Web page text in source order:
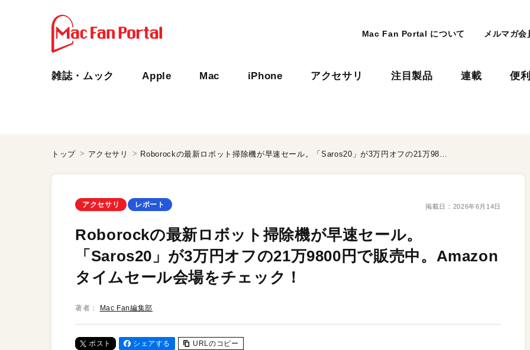
Mac Fan Portal について メルマガ会
雑誌・ムック Apple Mac iPhone アクセサリ 注目製品 連載 便
トップ アクセサリ Roborockの最新ロボット掃除機が早速セール。「Saros20」が3万円オフの21万9800円で販売中。Amazonタイムセール会場をチェック！
アクセサリ レポート 掲載日： 2026年6月14日
Roborockの最新ロボット掃除機が早速セール。
「Saros20」が3万円オフの21万9800円で販売中。Amazon
タイムセール会場をチェック！
著者： Mac Fan編集部
ポスト シェアする URLのコピー